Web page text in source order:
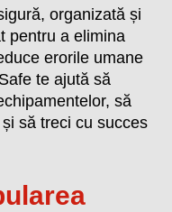
organizată și
pentru a elimina
erorile umane
te ajută să
să
să treci cu succes